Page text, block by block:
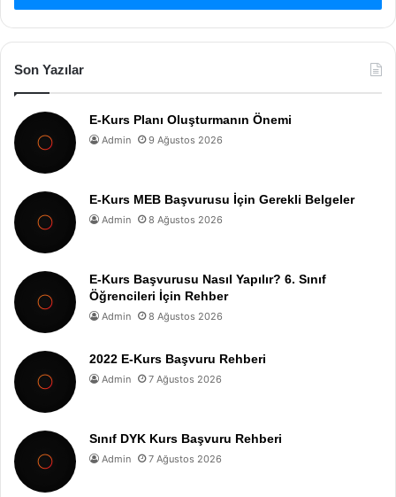
Son Yazılar
E-Kurs Planı Oluşturmanın Önemi
Admin 9 Ağustos 2026
E-Kurs MEB Başvurusu İçin Gerekli Belgeler
Admin 8 Ağustos 2026
E-Kurs Başvurusu Nasıl Yapılır? 6. Sınıf
Öğrencileri İçin Rehber
Admin 8 Ağustos 2026
2022 E-Kurs Başvuru Rehberi
Admin 7 Ağustos 2026
Sınıf DYK Kurs Başvuru Rehberi
Admin 7 Ağustos 2026